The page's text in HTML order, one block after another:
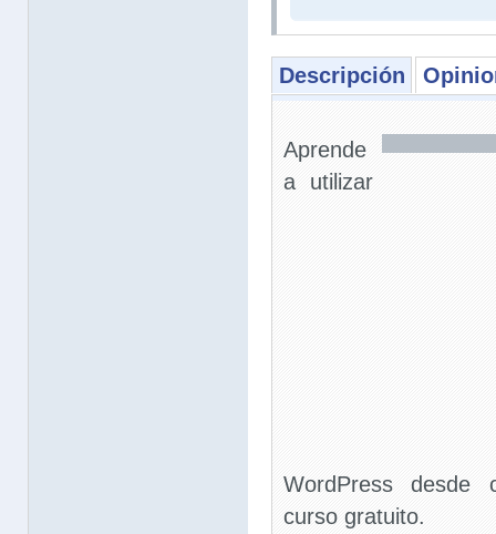
Descripción
Aprende
a utilizar
WordPress desde
curso gratuito.